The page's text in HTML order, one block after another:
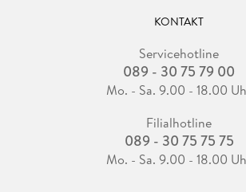
KONTAKT
Servicehotline
089 - 30 75 79 00
Mo. - Sa. 9.00 - 18.00
Filialhotline
089 - 30 75 75 75
Mo. - Sa. 9.00 - 18.00